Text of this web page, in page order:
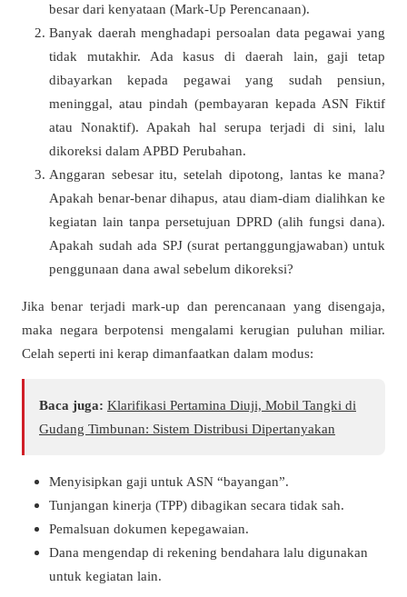
besar dari kenyataan (Mark-Up Perencanaan).
Banyak daerah menghadapi persoalan data pegawai yang
tidak mutakhir. Ada kasus di daerah lain, gaji tetap
dibayarkan kepada pegawai yang sudah pensiun,
meninggal, atau pindah (pembayaran kepada ASN Fiktif
atau Nonaktif). Apakah hal serupa terjadi di sini, lalu
dikoreksi dalam APBD Perubahan.
Anggaran sebesar itu, setelah dipotong, lantas ke mana?
Apakah benar-benar dihapus, atau diam-diam dialihkan ke
kegiatan lain tanpa persetujuan DPRD (alih fungsi dana).
Apakah sudah ada SPJ (surat pertanggungjawaban) untuk
penggunaan dana awal sebelum dikoreksi?
Jika benar terjadi mark-up dan perencanaan yang disengaja,
maka negara berpotensi mengalami kerugian puluhan miliar.
Celah seperti ini kerap dimanfaatkan dalam modus:
Baca juga: Klarifikasi Pertamina Diuji, Mobil Tangki di
Gudang Timbunan: Sistem Distribusi Dipertanyakan
Menyisipkan gaji untuk ASN “bayangan”.
Tunjangan kinerja (TPP) dibagikan secara tidak sah.
Pemalsuan dokumen kepegawaian.
Dana mengendap di rekening bendahara lalu digunakan
untuk kegiatan lain.